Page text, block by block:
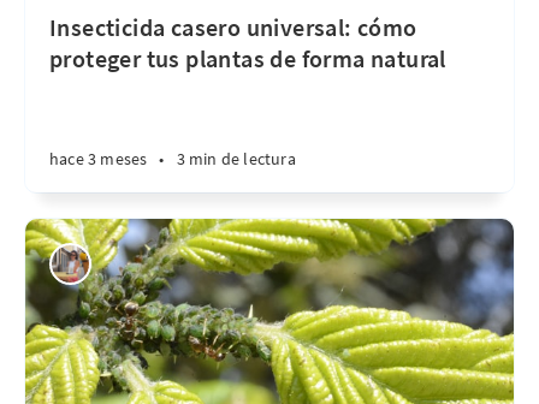
Insecticida casero universal: cómo
proteger tus plantas de forma natural
hace 3 meses • 3 min de lectura